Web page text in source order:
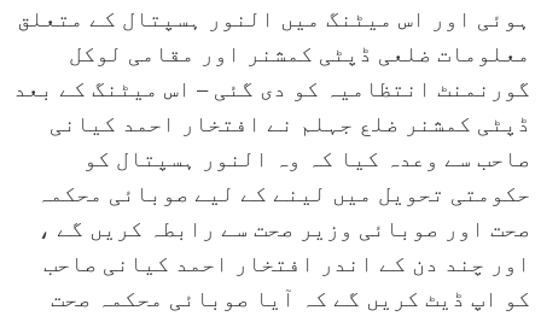
ہوئی اور اس میٹنگ میں النور ہسپتال کے متعلق
معلومات ضلعی ڈپٹی کمشنر اور مقامی لوکل
گورنمنٹ انتظامیہ کو دی گئی – اس میٹنگ کے بعد
ڈپٹی کمشنر ضلع جہلم نے افتخار احمد کیانی
صاحب سے وعدہ کیا کہ وہ النور ہسپتال کو
حکومتی تحویل میں لینے کے لیے صوبائی محکمہ
صحت اور صوبائی وزیر صحت سے رابطہ کریں گے ،
اور چند دن کے اندر افتخار احمد کیانی صاحب
کو اپ ڈیٹ کریں گے کہ آیا صوبائی محکمہ صحت